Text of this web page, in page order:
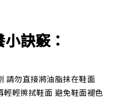
訣竅：
請勿直接將油脂抹在鞋面
輕輕擦拭鞋面 避免鞋面褪色